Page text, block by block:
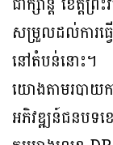
សម្រួលដល់ការធ្
នៅតំបន់នោះ។
យោងតាមរបាយ
អភិវឌ្ឍន៍ជនបទខ